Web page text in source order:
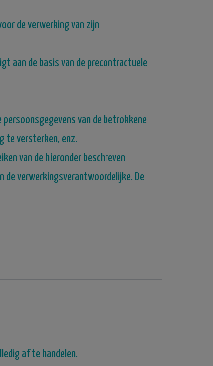
de verwerking van zijn
aan de basis van de precontractuele
van de betrokkene
te versterken, enz.
van de hieronder beschreven
de verwerkingsverantwoordelijke. De
af te handelen.